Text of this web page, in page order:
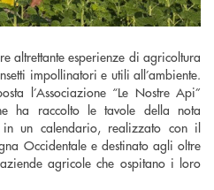
altrettante esperienze di agricoltura
impollinatori e utili all’ambiente.
l’Associazione “Le Nostre Api”
ha raccolto le tavole della nota
in un calendario, realizzato con il
Occidentale e destinato agli oltre
agricole che ospitano i loro